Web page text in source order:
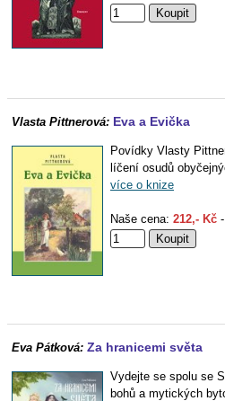
Vlasta Pittnerová: Eva a Evička
Povídky Vlasty
líčení osudů
více o knize
Naše cena: 212,- Kč
Eva Pátková: Za hranicemi světa
Vydejte se spolu se
bohů a mytických